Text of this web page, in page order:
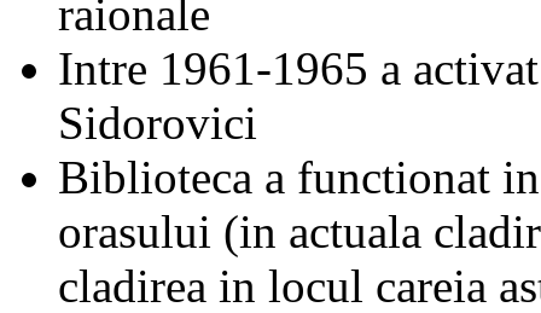
raionale
Intre 1961-1965 a
Sidorovici
Biblioteca a functionat
orasului (in actuala
cladirea in locul careia